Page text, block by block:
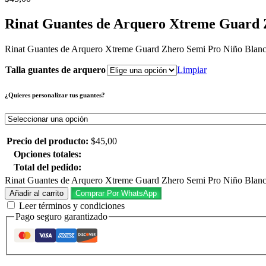
Rinat Guantes de Arquero Xtreme Guard
Rinat Guantes de Arquero Xtreme Guard Zhero Semi Pro Niño
Talla guantes de arquero Limpiar
¿Quieres personalizar tus guantes?
Precio del producto: $45,00
Opciones totales:
Total del pedido:
Rinat Guantes de Arquero Xtreme Guard Zhero Semi Pro Niño
Añadir al carrito Comprar Por WhatsApp
Leer términos y condiciones
Pago seguro garantizado